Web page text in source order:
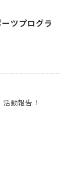
ツプログラ